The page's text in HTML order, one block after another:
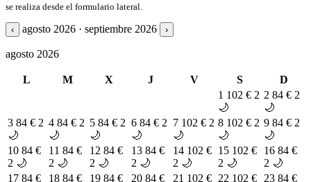
se realiza desde el formulario lateral.
‹ agosto 2026 · septiembre 2026 ›
agosto 2026
L M X J V S
D
1 102 € 2
🌙
2 84 € 2
🌙
3 84 € 2
🌙
4 84 € 2
🌙
5 84 € 2
🌙
6 84 € 2
🌙
7 102 € 2
🌙
8 102 € 2
🌙
9 84 € 2
🌙
10 84 €
2 🌙
11 84 €
2 🌙
12 84 €
2 🌙
13 84 €
2 🌙
14 102 €
2 🌙
15 102 €
2 🌙
16 84 €
2 🌙
17 84 €
18 84 €
19 84 €
20 84 €
21 102 € 22 102 €
23 84 €